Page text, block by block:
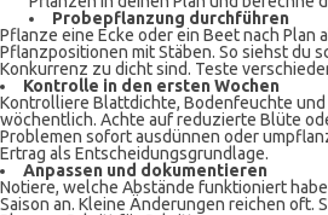
Probepflanzung durchführen
Pflanze eine Ecke oder ein Beet nach Plan
Pflanzpositionen mit Stäben. So siehst du
Konkurrenz zu dicht sind. Teste
Kontrolle in den ersten Wochen
Kontrolliere Blattdichte, Bodenfeuchte
wöchentlich. Achte auf reduzierte Blüte
Problemen sofort ausdünnen oder
Ertrag als Entscheidungsgrundlage.
Anpassen und dokumentieren
Notiere, welche Abstände funktioniert
Saison an. Kleine Änderungen reichen oft.